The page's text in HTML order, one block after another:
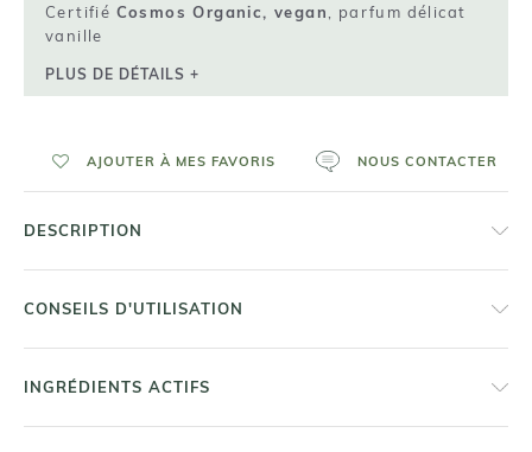
Certifié Cosmos Organic, vegan
, parfum délicat
vanille
PLUS DE DÉTAILS +
AJOUTER À MES FAVORIS NOUS CONTACTER
DESCRIPTION
CONSEILS D'UTILISATION
INGRÉDIENTS ACTIFS